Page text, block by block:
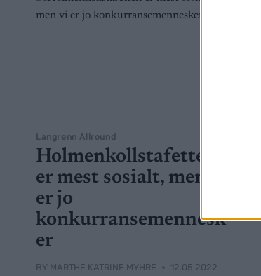
Langrenn Allround
Holmenkollstafetten
er mest sosialt, men vi
er jo
konkurransemennesk
er
BY MARTHE KATRINE MYHRE 12.05.2022